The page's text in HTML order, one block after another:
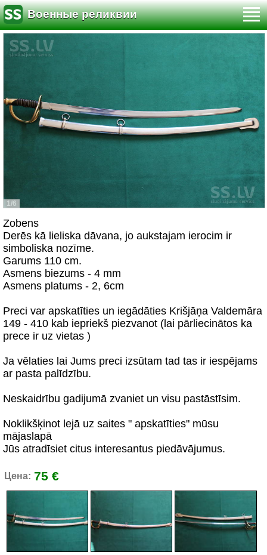
Военные реликвии
1/6
Zobens
Derēs kā lieliska dāvana, jo aukstajam ierocim ir
simboliska nozīme.
Garums 110 cm.
Asmens biezums - 4 mm
Asmens platums - 2, 6cm
Preci var apskatīties un iegādāties Krišjāņa Valdemāra
149 - 410 kab iepriekš piezvanot (lai pārliecinātos ka
prece ir uz vietas )
Ja vēlaties lai Jums preci izsūtam tad tas ir iespējams
ar pasta palīdzību.
Neskaidrību gadijumā zvaniet un visu pastāstīsim.
Noklikšķinot lejā uz saites " apskatīties" mūsu
mājaslapā
Jūs atradīsiet citus interesantus piedāvājumus.
Цена: 75 €